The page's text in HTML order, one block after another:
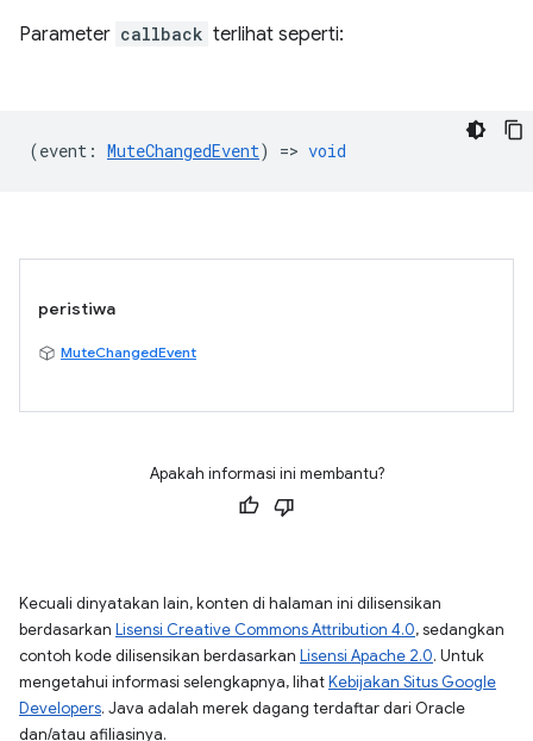
Parameter callback terlihat seperti:
(event : MuteChangedEvent) => void
peristiwa
MuteChangedEvent
Apakah informasi ini membantu?
Kecuali dinyatakan lain, konten di halaman ini dilisensikan
berdasarkan Lisensi Creative Commons Attribution 4.0, sedangkan
contoh kode dilisensikan berdasarkan Lisensi Apache 2.0. Untuk
mengetahui informasi selengkapnya, lihatKebijakan Situs Google
Developers. Java adalah merek dagang terdaftar dari Oracle
dan/atau afiliasinya.